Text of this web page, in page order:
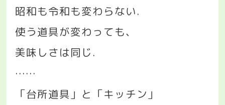
昭和も令和も変わらない.
使う道具が変わっても、
美味しさは同じ .
……
「台所道具」と「キッチン」